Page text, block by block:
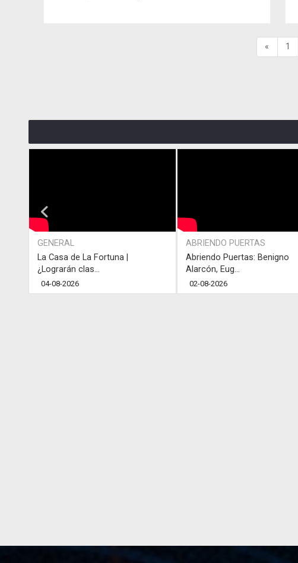
« 1
GENERAL
La Casa de La Fortuna |
¿Lograrán clas...
04-08-2026
ABRIENDO PUERTAS
Abriendo Puertas: Benigno
Alarcón, Eug...
02-08-2026